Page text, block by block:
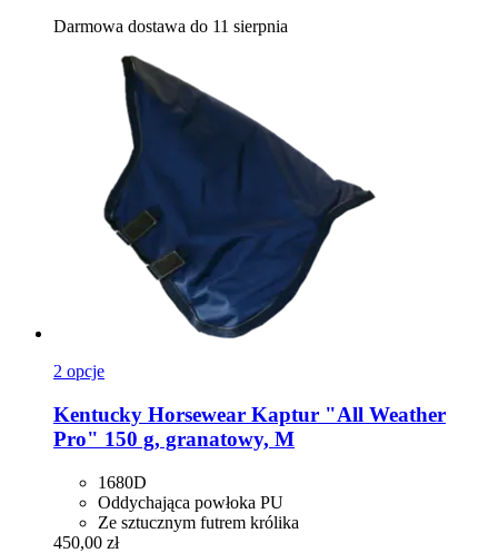
Darmowa dostawa do 11 sierpnia
2 opcje
Kentucky Horsewear Kaptur "All Weather
Pro" 150 g, granatowy, M
1680D
Oddychająca powłoka PU
Ze sztucznym futrem królika
450,00 zł